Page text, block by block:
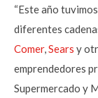
“Este año
diferentes
Comer,Sears y
emprendedores
Supermercado y